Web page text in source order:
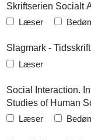
Skriftserien Socialt
Læser
Slagmark -
Læser
Social Interaction.
Studies of Human
Læser